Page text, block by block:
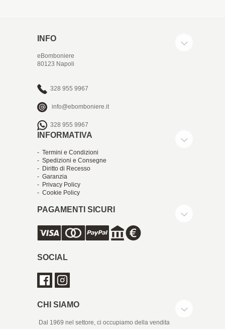
INFO
eBomboniere
80123 Napoli
328 955 9967
info@ebomboniere.it
328 955 9967
INFORMATIVA
- Termini e Condizioni
- Spedizioni e Consegne
- Diritto di Recesso
- Garanzia
- Privacy Policy
- Cookie Policy
PAGAMENTI SICURI
SOCIAL
CHI SIAMO
Dal 1969 nel settore, ci occupiamo della vendita